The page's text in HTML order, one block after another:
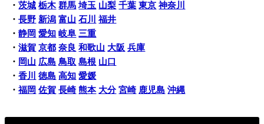
・茨城 栃木 群馬 埼玉 山梨 千葉 東京 神奈川
・長野 新潟 富山 石川
福井
・静岡 愛知 岐阜 三重
・滋賀 京都 奈良 和歌山 大阪 兵庫
・ 岡山 広島 鳥取 島根 山口
・香川 徳島 高知 愛媛
・福岡 佐賀 長崎 熊本 大分 宮崎 鹿児島 沖縄